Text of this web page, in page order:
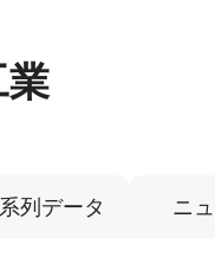
業
列データ ニ